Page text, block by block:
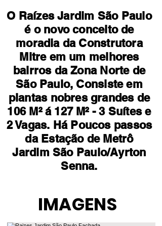
O Raízes Jardim São Paulo
é o novo conceito de
moradia da Construtora
Mitre em um melhores
bairros da Zona Norte de
São Paulo, Consiste em
plantas nobres grandes de
106 M² á 127 M² - 3 Suítes e
2 Vagas. Há Poucos passos
da Estação de Metrô
Jardim São Paulo/Ayrton
Senna.
IMAGENS